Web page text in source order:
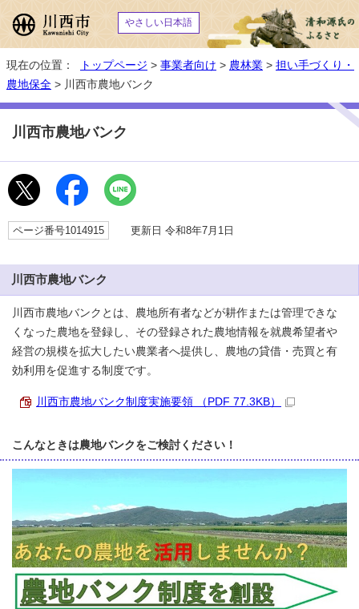
やさしい日本語
現在の位置： トップページ > 事業者向け > 農林業 > 担い手づくり・
農地保全 > 川西市農地バンク
川西市農地バンク
ページ番号1014915 更新日 令和8年7月1日
川西市農地バンク
川西市農地バンクとは、農地所有者などが耕作または管理できな
くなった農地を登録し、その登録された農地情報を就農希望者や
経営の規模を拡大したい農業者へ提供し、農地の貸借・売買と有
効利用を促進する制度です。
川西市農地バンク制度実施要領 （PDF 77.3KB）
こんなときは農地バンクをご検討ください！